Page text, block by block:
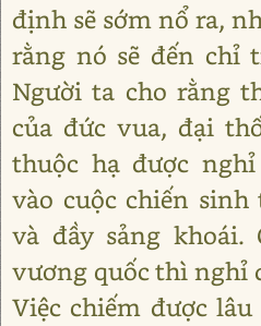
định sẽ sớm nổ ra,
rằng nó sẽ đến chỉ
Người ta cho rằng
của đức vua, đại
thuộc hạ được
vào cuộc chiến
và đầy sảng khoái.
vương quốc thì nghỉ
Việc chiếm được